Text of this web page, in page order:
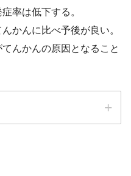
率は低下する。
かんに比べ予後が良い。
んかんの原因となること